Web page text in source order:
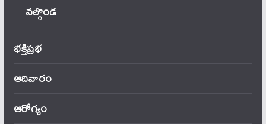
నల్గొండ
భక్తిప్రభ
ఆదివారం
ఆరోగ్యం